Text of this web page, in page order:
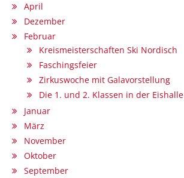
April
Dezember
Februar
Kreismeisterschaften Ski Nordisch
Faschingsfeier
Zirkuswoche mit Galavorstellung
Die 1. und 2. Klassen in der Eishalle
Januar
März
November
Oktober
September